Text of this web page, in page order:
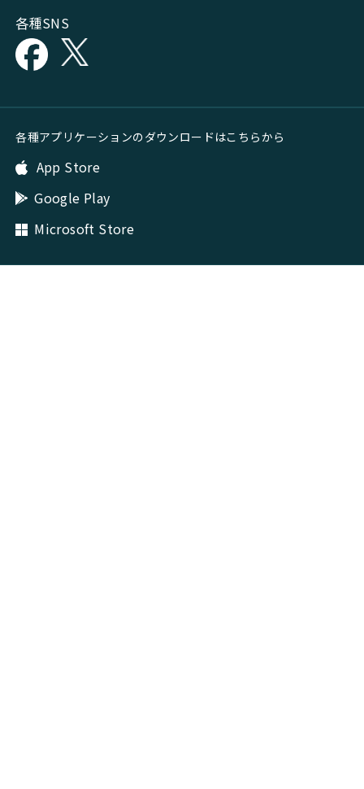
各種SNS
各種アプリケーションのダウンロードはこちらから
App Store
Google Play
Microsoft Store